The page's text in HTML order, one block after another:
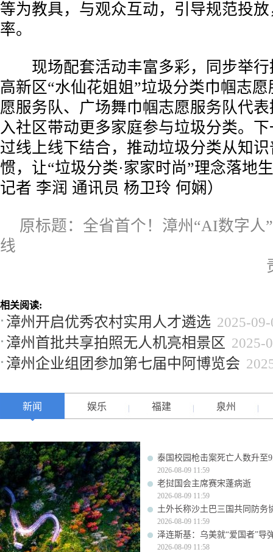
等为教具，与观众互动，引导规范投
率。
现场配套活动丰富多彩，同步举行
高新区“水仙花姐姐”垃圾分类巾帼志
愿服务队、广场舞巾帼志愿服务队代
入社区带动更多家庭参与垃圾分类。
过线上线下结合，推动垃圾分类从知
惯，让“垃圾分类·家家时尚”理念落地
记者 李润 通讯员 杨卫玲 何娴）
原标题：全省首个！漳州“AI数字人
线
相关阅读:
漳州开启优秀农村实用人才遴选 2025-
漳州首批共享拍照无人机亮相景区 2025-
漳州企业组团参加第七届中阿博览会
新闻 娱乐 福建 泉州
泰国校园枪击案死亡人数升至
2026-08-09 11:59
老挝国会主席赛宋蓬病逝
2026-08-09 11:59
土外长称沙土巴三国共同防务
2026-08-09 11:59
泽连斯基：乌美就“爱国者”导
2026-08-09 11:58